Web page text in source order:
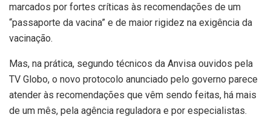
marcados por fortes críticas às recomendações de um
“passaporte da vacina” e de maior rigidez na exigência da
vacinação.
Mas, na prática, segundo técnicos da Anvisa ouvidos pela
TV Globo, o novo protocolo anunciado pelo governo parece
atender às recomendações que vêm sendo feitas, há mais
de um mês, pela agência reguladora e por especialistas.